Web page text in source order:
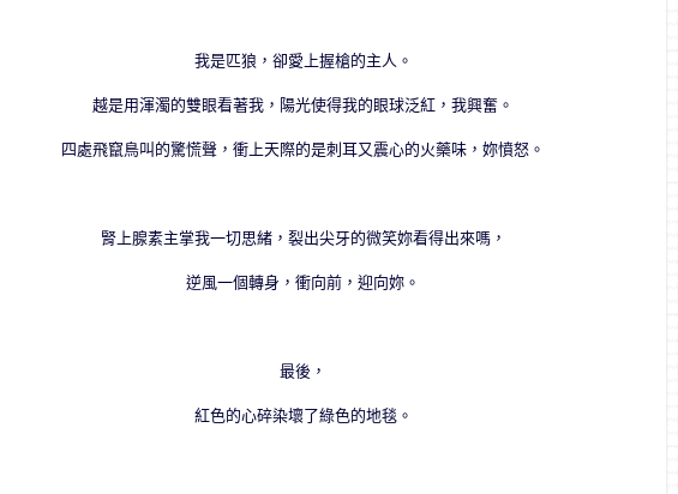
我是匹狼，卻愛上握槍的主人。
越是用渾濁的雙眼看著我，陽光使得我的眼球泛紅，我興奮。
四處飛竄鳥叫的驚慌聲，衝上天際的是刺耳又震心的火藥味，妳憤怒。
腎上腺素主掌我一切思緒，裂出尖牙的微笑妳看得出來嗎，
逆風一個轉身，衝向前，迎向妳。
最後，
紅色的心碎染壞了綠色的地毯。